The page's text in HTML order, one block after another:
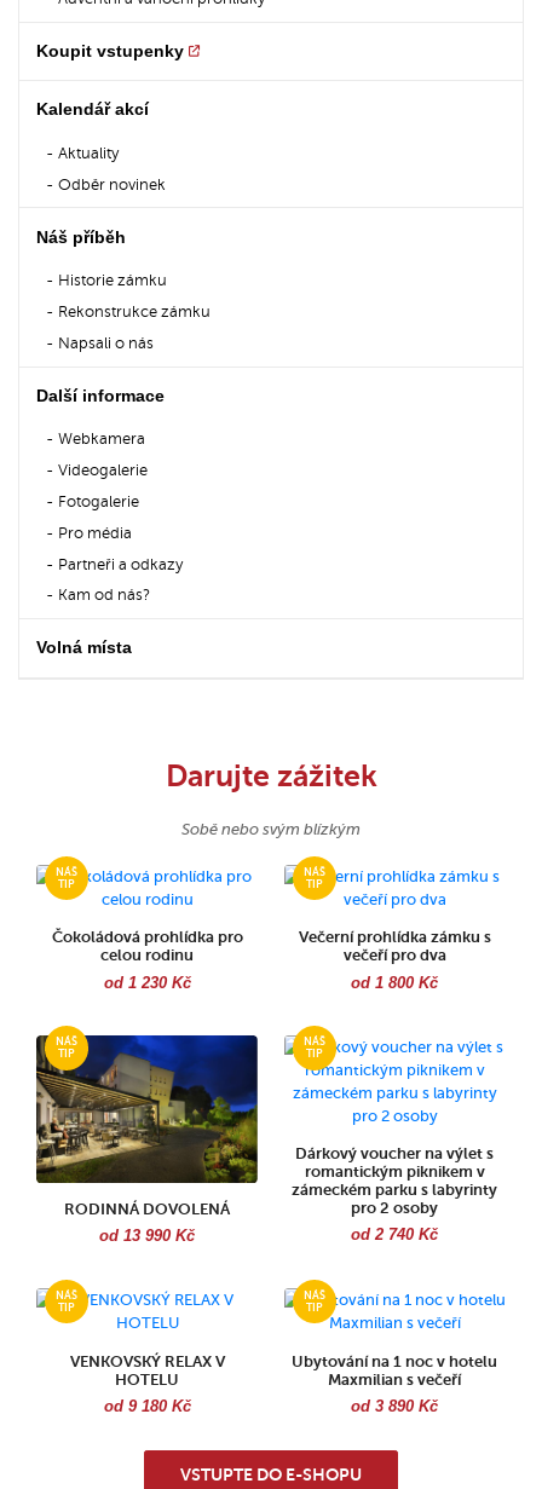
Koupit vstupenky
Kalendář akcí
Aktuality
Odběr novinek
Náš příběh
Historie zámku
Rekonstrukce zámku
Napsali o nás
Další informace
Webkamera
Videogalerie
Fotogalerie
Pro média
Partneři a odkazy
Kam od nás?
Volná místa
Darujte zážitek
Sobě nebo svým blízkým
Čokoládová prohlídka pro
celou rodinu
od 1 230 Kč
Večerní prohlídka zámku s
večeří pro dva
od 1 800 Kč
RODINNÁ DOVOLENÁ
od 13 990 Kč
Dárkový voucher na výlet s
romantickým piknikem v
zámeckém parku s labyrinty
pro 2 osoby
od 2 740 Kč
VENKOVSKÝ RELAX V
HOTELU
od 9 180 Kč
Ubytování na 1 noc v hotelu
Maxmilian s večeří
od 3 890 Kč
VSTUPTE DO E-SHOPU